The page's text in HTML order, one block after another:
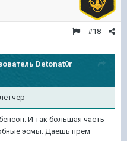
#18
Detonat0r
И так большая часть
эсмы. Даешь прем